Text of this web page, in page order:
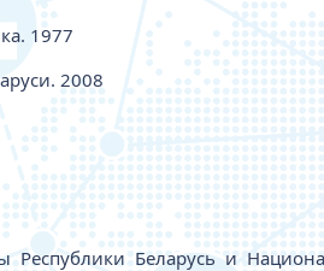
1977
2008
Республики Беларусь и